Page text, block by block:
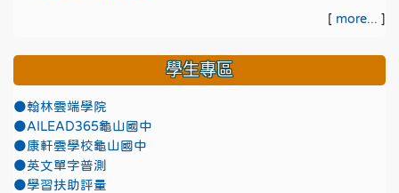
[ more... ]
學生專區
●翰林雲端學院
●AILEAD365龜山國中
●康軒雲學校龜山國中
●英文單字普測
●學習扶助評量